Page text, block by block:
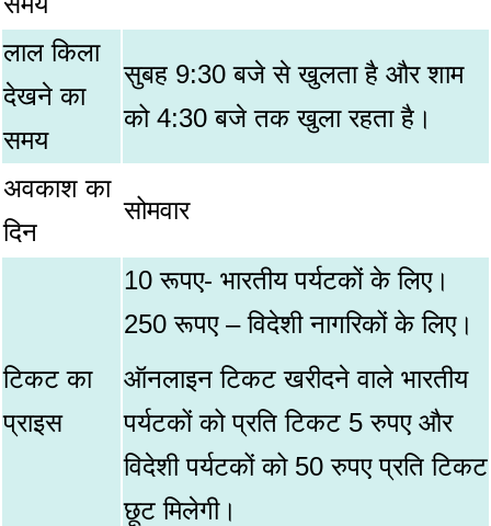
लाल किला
देखने का
समय
सुबह 9:30 बजे से खुलता है और शाम
को 4:30 बजे तक खुला रहता है।
अवकाश का
दिन
सोमवार
टिकट का
प्राइस
10 रूपए- भारतीय पर्यटकों के लिए।
250 रूपए – विदेशी नागरिकों के लिए।
ऑनलाइन टिकट खरीदने वाले भारतीय
पर्यटकों को प्रति टिकट 5 रुपए और
विदेशी पर्यटकों को 50 रुपए प्रति टिकट
छूट मिलेगी।